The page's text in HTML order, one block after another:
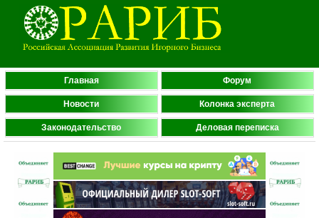
Главная Форум
Новости Колонка эксперта
Законодательство Деловая переписка